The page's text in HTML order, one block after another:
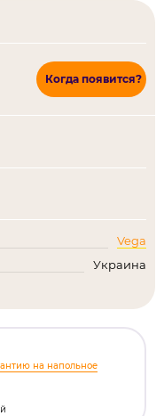
Когда появится?
Vega
Украина
на напольное